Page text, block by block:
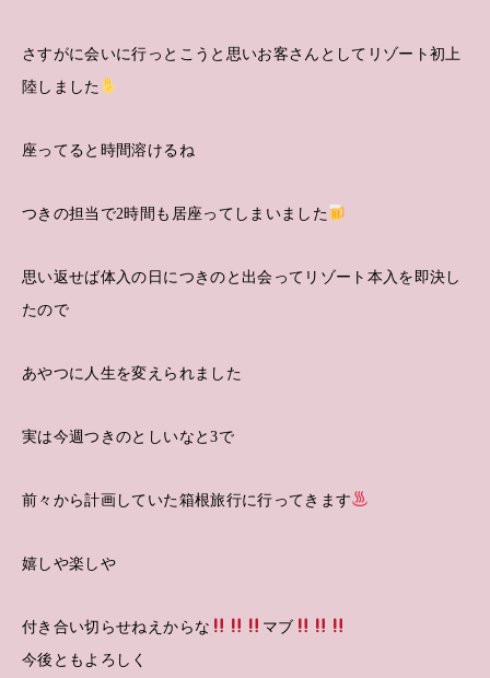
さすがに会いに行っとこうと思いお客さんとしてリゾート初上
陸しました
座ってると時間溶けるね
つきの担当で2時間も居座ってしまいました
思い返せば体入の日につきのと出会ってリゾート本入を即決し
たので
あやつに人生を変えられました
実は今週つきのとしいなと3で
前々から計画していた箱根旅行に行ってきます
嬉しや楽しや
付き合い切らせねえからな
マブ
今後ともよろしく